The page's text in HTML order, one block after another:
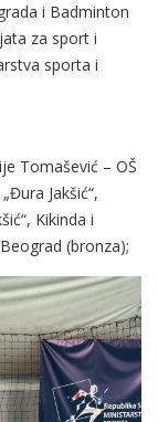
i Badminton
za sport i
sporta i
Tomašević – OŠ
Jakšić“,
Kikinda i
(bronza);